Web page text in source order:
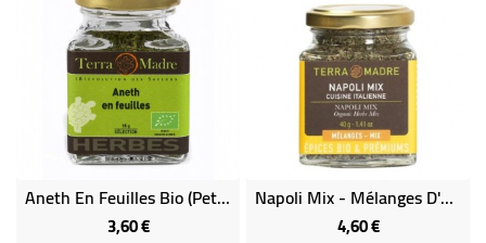
Aneth En Feuilles Bio (petit Pot)
3,60 €Prix
Napoli Mix - Mélanges D'épices Bio Pour Pâtes & Pizzas
4,60 €Prix